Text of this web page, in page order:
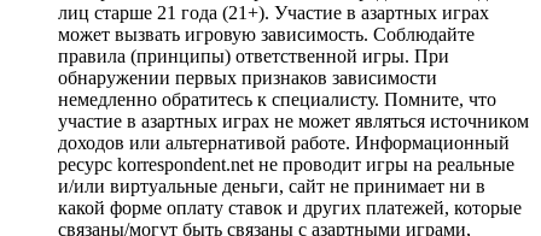
лиц старше 21 года (21+). Участие в азартных играх
может вызвать игровую зависимость. Соблюдайте
правила (принципы) ответственной игры. При
обнаружении первых признаков зависимости
немедленно обратитесь к специалисту. Помните, что
участие в азартных играх не может являться источником
доходов или альтернативой работе. Информационный
ресурс korrespondent.net не проводит игры на реальные
и/или виртуальные деньги, сайт не принимает ни в
какой форме оплату ставок и других платежей, которые
связаны/могут быть связаны с азартными играми,